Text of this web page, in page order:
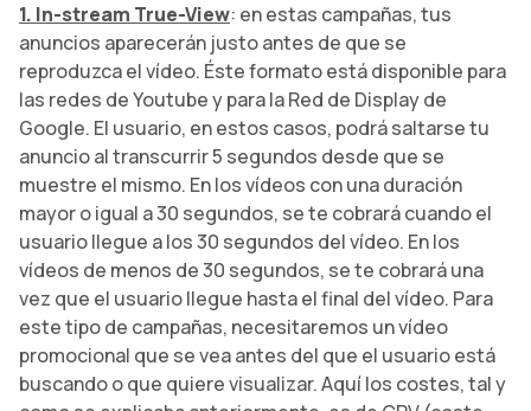
1. In-stream True-View: en estas campañas, tus
anuncios aparecerán justo antes de que se
reproduzca el vídeo. Éste formato está disponible para
las redes de Youtube y para la Red de Display de
Google. El usuario, en estos casos, podrá saltarse tu
anuncio al transcurrir 5 segundos desde que se
muestre el mismo. En los vídeos con una duración
mayor o igual a 30 segundos, se te cobrará cuando el
usuario llegue a los 30 segundos del vídeo. En los
vídeos de menos de 30 segundos, se te cobrará una
vez que el usuario llegue hasta el final del vídeo. Para
este tipo de campañas, necesitaremos un vídeo
promocional que se vea antes del que el usuario está
buscando o que quiere visualizar. Aquí los costes, tal y